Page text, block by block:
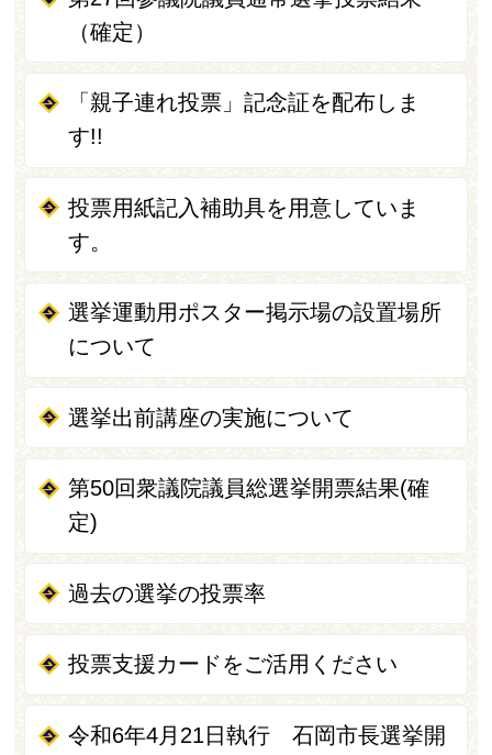
（確定）
「親子連れ投票」記念証を配布しま
す!!
投票用紙記入補助具を用意していま
す。
選挙運動用ポスター掲示場の設置場所
について
選挙出前講座の実施について
第50回衆議院議員総選挙開票結果(確
定)
過去の選挙の投票率
投票支援カードをご活用ください
令和6年4月21日執行 石岡市長選挙開